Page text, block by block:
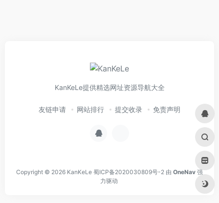
KanKeLe提供精选网址资源导航大全
友链申请 网站排行 提交收录 免责声明
Copyright © 2026 KanKeLe 蜀ICP备2020030809号-2 由 OneNav 强
力驱动